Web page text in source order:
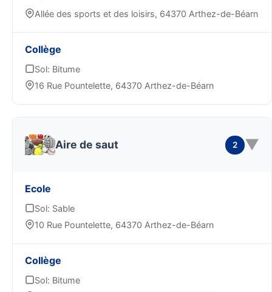
Allée des sports et des loisirs, 64370 Arthez-de-Béarn
Collège
Sol: Bitume
16 Rue Pountelette, 64370 Arthez-de-Béarn
Aire de saut 2 ▼
Ecole
Sol: Sable
10 Rue Pountelette, 64370 Arthez-de-Béarn
Collège
Sol: Bitume